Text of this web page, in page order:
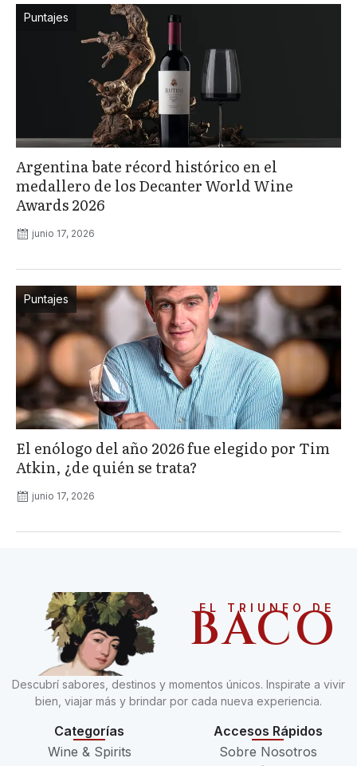
Puntajes
Argentina bate récord histórico en el
medallero de los Decanter World Wine
Awards 2026
junio 17, 2026
Puntajes
El enólogo del año 2026 fue elegido por Tim
Atkin, ¿de quién se trata?
junio 17, 2026
EL TRIUNFO DE
BACO
Descubrí sabores, destinos y momentos únicos. Inspirate a vivir
bien, viajar más y brindar por cada nueva experiencia.
Categorías
Wine & Spirits
Accesos Rápidos
Sobre Nosotros